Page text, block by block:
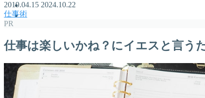
タスクシュート時間術
ブックレビュー
MENU
プロフィール
Points of You
2019.04.15 2024.10.22
仕事術
PR
仕事は楽しいかね？にイエスと言う